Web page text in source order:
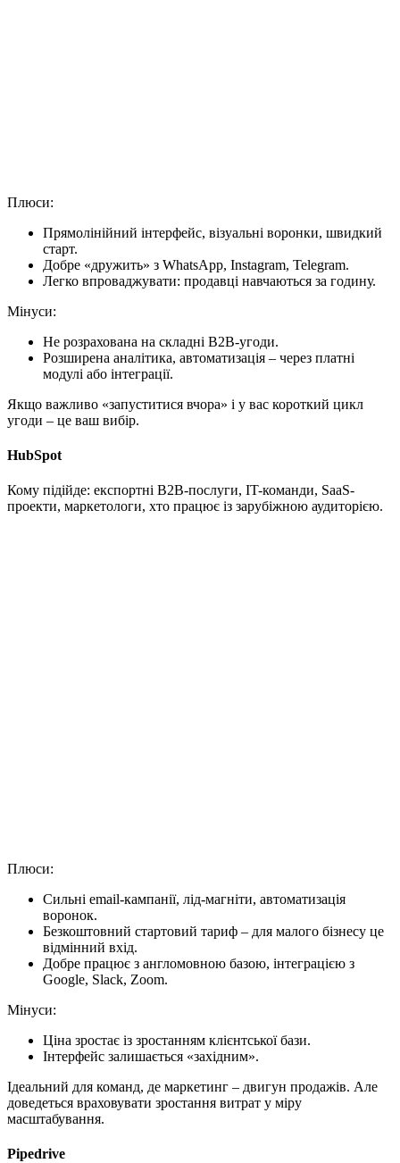
Плюси:
Прямолінійний інтерфейс, візуальні воронки, швидкий
старт.
Добре «дружить» з WhatsApp, Instagram, Telegram.
Легко впроваджувати: продавці навчаються за годину.
Мінуси:
Не розрахована на складні B2B-угоди.
Розширена аналітика, автоматизація – через платні
модулі або інтеграції.
Якщо важливо «запуститися вчора» і у вас короткий цикл
угоди – це ваш вибір.
HubSpot
Кому підійде: експортні B2B-послуги, IT-команди, SaaS-
проекти, маркетологи, хто працює із зарубіжною аудиторією.
Плюси:
Сильні email-кампанії, лід-магніти, автоматизація
воронок.
Безкоштовний стартовий тариф – для малого бізнесу це
відмінний вхід.
Добре працює з англомовною базою, інтеграцією з
Google, Slack, Zoom.
Мінуси:
Ціна зростає із зростанням клієнтської бази.
Інтерфейс залишається «західним».
Ідеальний для команд, де маркетинг – двигун продажів. Але
доведеться враховувати зростання витрат у міру
масштабування.
Pipedrive